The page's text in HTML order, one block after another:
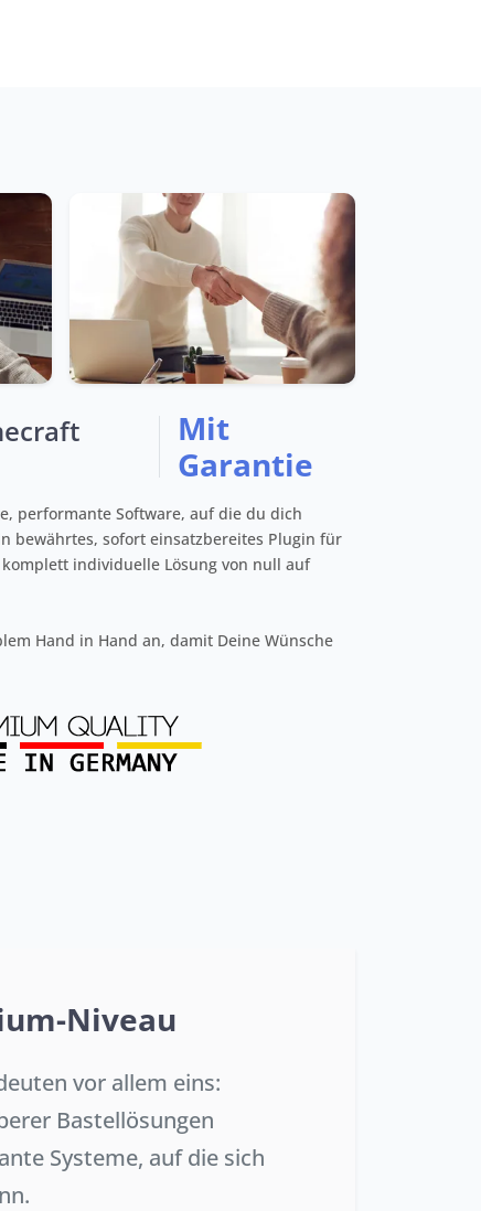
Mit
Garantie
performante Software, auf die du dich
bewährtes, sofort einsatzbereites Plugin für
individuelle Lösung von null auf
Hand in Hand an, damit Deine Wünsche
Niveau
vor allem eins:
Bastellösungen
Systeme, auf die sich